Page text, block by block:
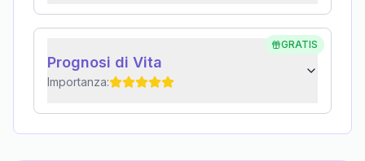
GRATIS
Prognosi di Vita
Importanza: